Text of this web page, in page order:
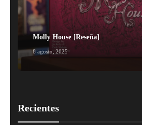
Molly House [Reseña]
8 agosto, 2025
Recientes